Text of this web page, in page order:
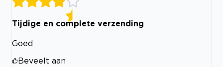
Tijdige en complete verzending
Goed
Beveelt aan